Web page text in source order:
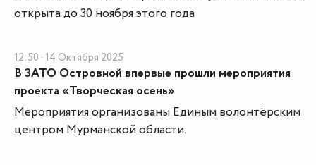
открыта до 30 ноября этого года
12:50 · 14 Октября 2025
В ЗАТО Островной впервые прошли мероприятия
проекта «Творческая осень»
Мероприятия организованы Единым волонтёрским
центром Мурманской области.